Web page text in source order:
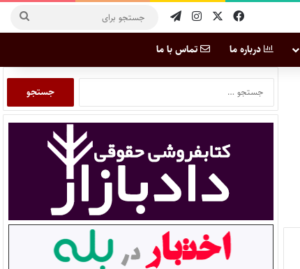
درباره ما تماس با ما